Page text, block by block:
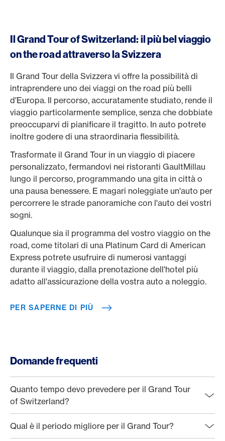
Il Grand Tour of Switzerland: il più bel viaggio
on the road attraverso la Svizzera
Il Grand Tour della Svizzera vi offre la possibilità di
intraprendere uno dei viaggi on the road più belli
d'Europa. Il percorso, accuratamente studiato, rende il
viaggio particolarmente semplice, senza che dobbiate
preoccuparvi di pianificare il tragitto. In auto potrete
inoltre godere di una straordinaria flessibilità.
Trasformate il Grand Tour in un viaggio di piacere
personalizzato, fermandovi nei ristoranti GaultMillau
lungo il percorso, programmando una gita in città o
una pausa benessere. E magari noleggiate un'auto per
percorrere le strade panoramiche con l'auto dei vostri
sogni.
Qualunque sia il programma del vostro viaggio on the
road, come titolari di una Platinum Card di American
Express potrete usufruire di numerosi vantaggi
durante il viaggio, dalla prenotazione dell'hotel più
adatto all'assicurazione della vostra auto a noleggio.
PER SAPERNE DI PIÙ
Domande frequenti
Quanto tempo devo prevedere per il Grand Tour
of Switzerland?
Qual è il periodo migliore per il Grand Tour?